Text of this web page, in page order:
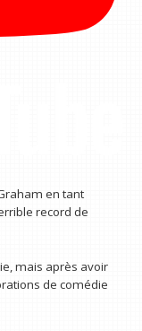
en tant
record de
mais après avoir
de comédie